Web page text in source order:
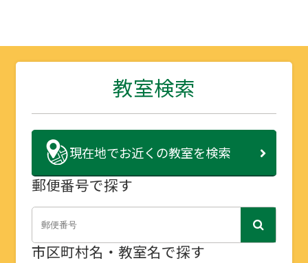
教室検索
現在地でお近くの教室を検索
郵便番号で探す
市区町村名・教室名で探す